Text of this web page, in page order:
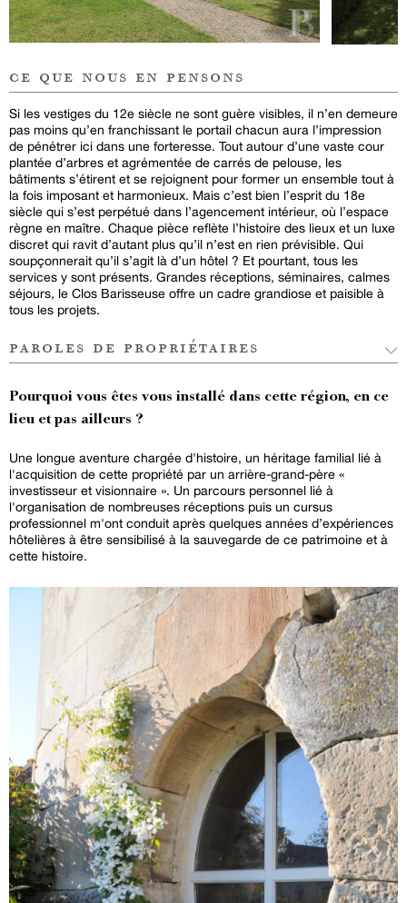
ce que nous en pensons
Si les vestiges du 12e siècle ne sont guère visibles, il n’en demeure
pas moins qu’en franchissant le portail chacun aura l’impression
de pénétrer ici dans une forteresse. Tout autour d’une vaste cour
plantée d’arbres et agrémentée de carrés de pelouse, les
bâtiments s’étirent et se rejoignent pour former un ensemble tout à
la fois imposant et harmonieux. Mais c’est bien l’esprit du 18e
siècle qui s’est perpétué dans l’agencement intérieur, où l’espace
règne en maître. Chaque pièce reflète l’histoire des lieux et un luxe
discret qui ravit d’autant plus qu’il n’est en rien prévisible. Qui
soupçonnerait qu’il s’agit là d’un hôtel ? Et pourtant, tous les
services y sont présents. Grandes réceptions, séminaires, calmes
séjours, le Clos Barisseuse offre un cadre grandiose et paisible à
tous les projets.
paroles de propriétaires
Pourquoi vous êtes vous installé dans cette région, en ce
lieu et pas ailleurs ?
Une longue aventure chargée d'histoire, un héritage familial lié à
l'acquisition de cette propriété par un arrière-grand-père «
investisseur et visionnaire ». Un parcours personnel lié à
l'organisation de nombreuses réceptions puis un cursus
professionnel m'ont conduit après quelques années d’expériences
hôtelières à être sensibilisé à la sauvegarde de ce patrimoine et à
cette histoire.